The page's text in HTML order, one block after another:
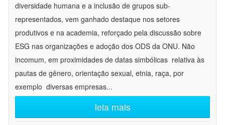
diversidade humana e a inclusão de grupos sub-
representados, vem ganhado destaque nos setores
produtivos e na academia, reforçado pela discussão sobre
ESG nas organizações e adoção dos ODS da ONU. Não
incomum, em proximidades de datas simbólicas  relativa às
pautas de gênero, orientação sexual, etnia, raça, por
exemplo  diversas empresas...
leia mais